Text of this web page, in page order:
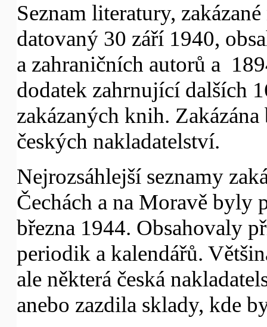
Seznam literatury,
datovaný 30 září 1940,
a zahraničních autorů a
dodatek zahrnující dalších
zakázaných knih.
českých nakladatelství.
Nejrozsáhlejší seznamy
Čechách a na Moravě byly
března 1944. Obsahovaly
periodik a kalendářů.
ale některá česká
anebo zazdila sklady, kde